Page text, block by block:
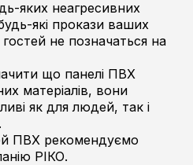
яких неагресивних
будь-які прокази ваших
не позначаться на
що панелі ПВХ
матеріалів, вони
як для людей, так і
ПВХ рекомендуємо
РІКО.